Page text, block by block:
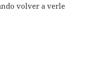
volver a verle